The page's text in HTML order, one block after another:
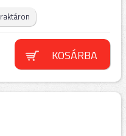
raktáron
KOSÁRBA